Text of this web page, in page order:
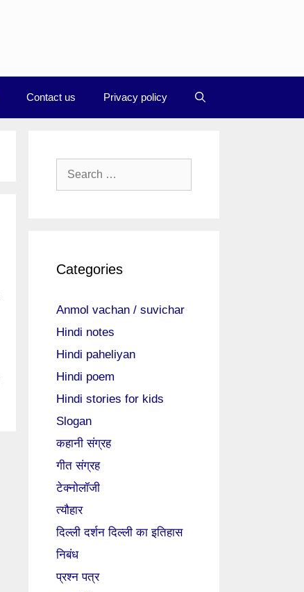
Contact us Privacy policy
Search
Categories
Anmol vachan / suvichar
Hindi notes
Hindi paheliyan
Hindi poem
Hindi stories for kids
Slogan
कहानी संग्रह
गीत संग्रह
टेक्नोलॉजी
त्यौहार
दिल्ली दर्शन दिल्ली का इतिहास
निबंध
प्रश्न पत्र